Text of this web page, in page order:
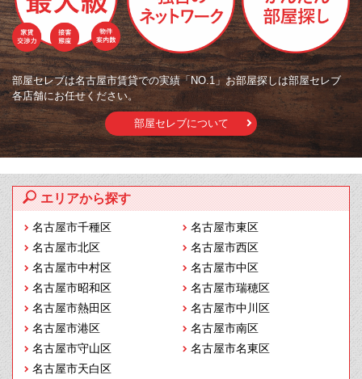
部屋セレブは名古屋市賃貸での実績「NO.1」お部屋探しは部屋セレブ
各店舗にお任せください。
部屋セレブについて
エリアから探す
名古屋市千種区
名古屋市東区
名古屋市北区
名古屋市西区
名古屋市中村区
名古屋市中区
名古屋市昭和区
名古屋市瑞穂区
名古屋市熱田区
名古屋市中川区
名古屋市港区
名古屋市南区
名古屋市守山区
名古屋市名東区
名古屋市天白区